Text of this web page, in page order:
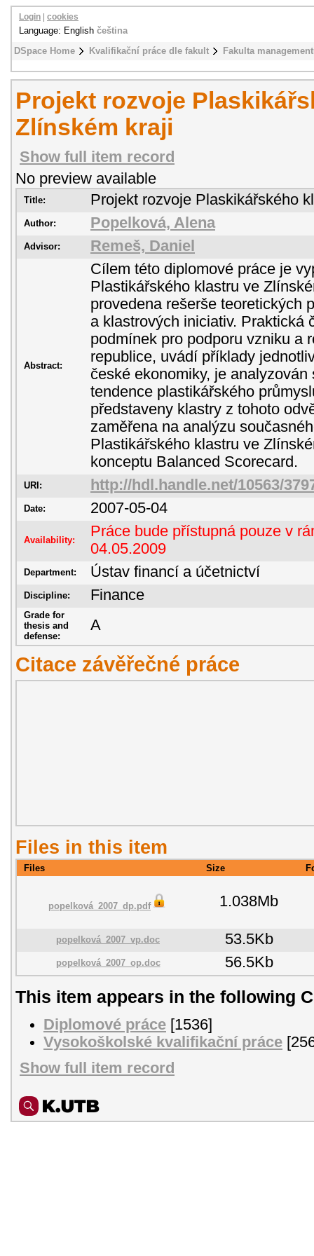
DSpace Home Kvalifikační práce dle fakult Fakulta
Login cookies
Language: English čeština
Projekt rozvoje
Zlínském kraji
Show full item record
No preview available
Title: Projekt rozvoje Plaskikářského
Author: Popelková, Alena
Advisor: Remeš, Daniel
Abstract:
Cílem této diplomové práce je
Plastikářského klastru ve
provedena rešerše teoretických
a klastrových iniciativ. Praktická
podmínek pro podporu vzniku a
republice, uvádí příklady
české ekonomiky, je analyzován
tendence plastikářského
představeny klastry z tohoto
zaměřena na analýzu
Plastikářského klastru ve
konceptu Balanced Scorecard.
URI: http://hdl.handle.net/10563/
Date: 2007-05-04
Availability:
Práce bude přístupná pouze v
04.05.2009
Department: Ústav financí a účetnictví
Discipline: Finance
Grade for
thesis and
defense:
A
Citace závěřečné práce
Files in this item
Files Size
popelková_2007_dp.pdf 1.038Mb
popelková_2007_vp.doc 53.5Kb
popelková_2007_op.doc 56.5Kb
This item appears in the following
Diplomové práce [1536]
Vysokoškolské kvalifikační práce
Show full item record